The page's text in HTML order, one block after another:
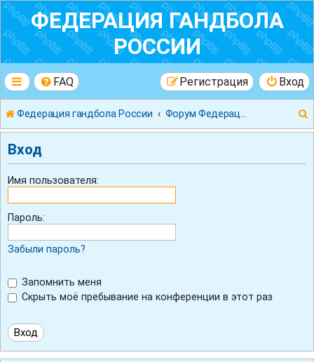
ФЕДЕРАЦИЯ ГАНДБОЛА
РОССИИ
FAQ Вход
Регистрация
Федерация гандбола России
Вход
Имя пользователя:
Пароль:
Забыли пароль?
Запомнить меня
Скрыть моё пребывание на конференции в этот раз